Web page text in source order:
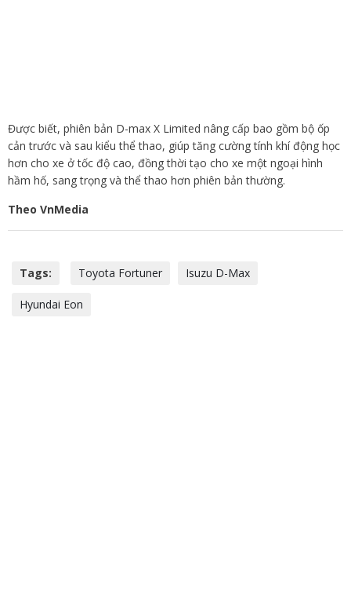
Được biết, phiên bản D-max X Limited nâng cấp bao gồm bộ ốp
cản trước và sau kiểu thể thao, giúp tăng cường tính khí động học
hơn cho xe ở tốc độ cao, đồng thời tạo cho xe một ngoại hình
hầm hố, sang trọng và thể thao hơn phiên bản thường.
Theo VnMedia
Tags: Toyota Fortuner Isuzu D-Max
Hyundai Eon